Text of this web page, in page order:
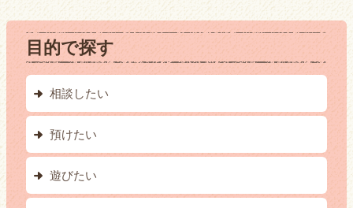
目的で探す
相談したい
預けたい
遊びたい